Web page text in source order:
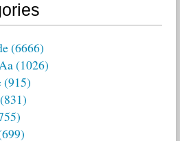
(6666)
(1026)
(915)
(831)